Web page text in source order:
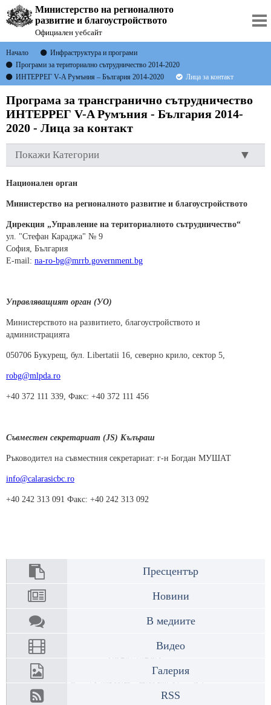
Министерство на регионалното
развитие и благоустройството
Официален уебсайт
Начало
Инфраструктура и програми
Програми за териториално сътрудничество 2014-2020
ИНТЕРРЕГ V-A Румъния – България 2014-2020
Лица за контакт
Програма за трансгранично сътрудничество
ИНТЕРРЕГ V-A Румъния - България 2014-
2020 - Лица за контакт
Покажи Категории
Национален орган
Министерство на регионалното развитие и благоустройството
Дирекция „Управление на териториалното сътрудничество“
ул. "Стефан Караджа" № 9
София, България
E-mail: na-ro-bg@mrrb.government.bg
Управляващият орган (УО)
Министерството на развитието, благоустройството и
администрацията
050706 Букурещ, бул. Libertatii 16, северно крило, сектор 5,
robg@mlpda.ro
+40 372 111 339, Факс: +40 372 111 456
Съвместен секретариат (JS) Кълъраш
Ръководител на съвместния секретариат: г-н Богдан МУШАТ
info@calarasicbc.ro
+40 242 313 091 Факс: +40 242 313 092
Пресцентър
Новини
В медиите
Видео
Галерия
RSS